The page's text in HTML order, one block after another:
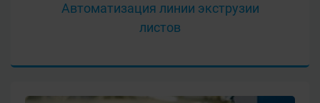
Автоматизация линии экструзии
листов